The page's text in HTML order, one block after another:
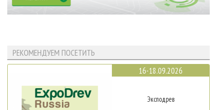
РЕКОМЕНДУЕМ ПОСЕТИТЬ
16-18.09.2026
Эксподрев